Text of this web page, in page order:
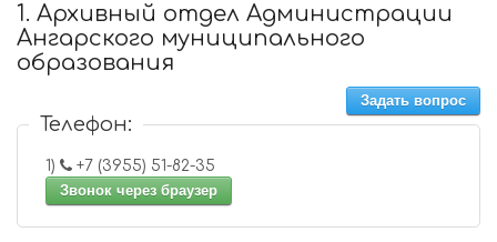
1. Архивный отдел Администрации
Ангарского муниципального
образования
Задать вопрос
Телефон:
1)
+7 (3955) 51-82-35
Звонок через браузер